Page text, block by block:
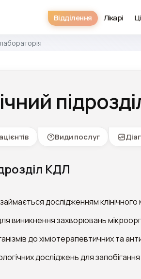
Відділення Лікарі
Види послуг
КДЛ
дослідженням
виникнення захворювань
до хіміотерапевтичних та
досліджень для